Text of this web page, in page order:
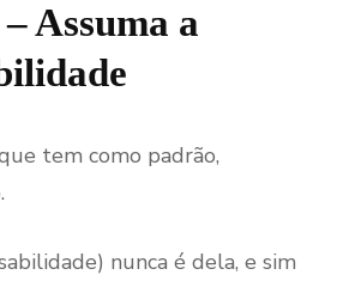
Assuma a
tem como padrão,
nunca é dela, e sim